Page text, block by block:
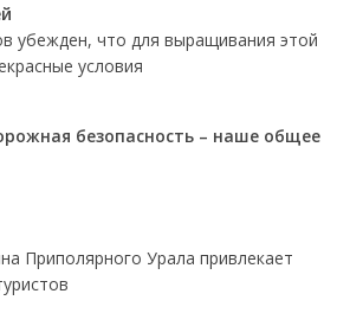
убежден, что для выращивания этой
условия
безопасность – наше общее
Приполярного Урала привлекает